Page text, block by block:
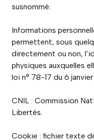
susnommé.
Informations
permettent, sous
directement ou non,
physiques auxquelles
loi n° 78-17 du 6
CNIL : Commission
Libertés.
Cookie : fichier texte